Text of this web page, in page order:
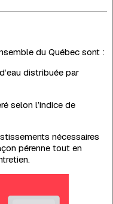
du Québec sont :
distribuée par
selon l’indice de
nécessaires
pérenne tout en